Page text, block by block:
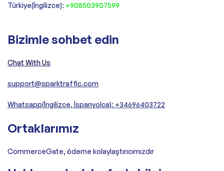
Türkiye(İngilizce): +908503907599
Bizimle sohbet edin
Chat With Us
support@sparktraffic.com
Whatsapp(İngilizce, İspanyolca): +34696403722
Ortaklarımız
CommerceGate, ödeme kolaylaştırıcımızdır